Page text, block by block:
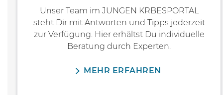
Unser Team im JUNGEN KRBESPORTAL
steht Dir mit Antworten und Tipps jederzeit
zur Verfügung. Hier erhältst Du individuelle
Beratung durch Experten.
MEHR ERFAHREN